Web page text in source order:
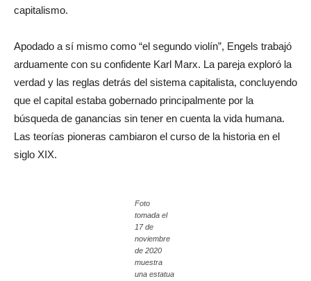
capitalismo.
Apodado a sí mismo como “el segundo violín”, Engels trabajó
arduamente con su confidente Karl Marx. La pareja exploró la
verdad y las reglas detrás del sistema capitalista, concluyendo
que el capital estaba gobernado principalmente por la
búsqueda de ganancias sin tener en cuenta la vida humana.
Las teorías pioneras cambiaron el curso de la historia en el
siglo XIX.
Foto
tomada el
17 de
noviembre
de 2020
muestra
una estatua